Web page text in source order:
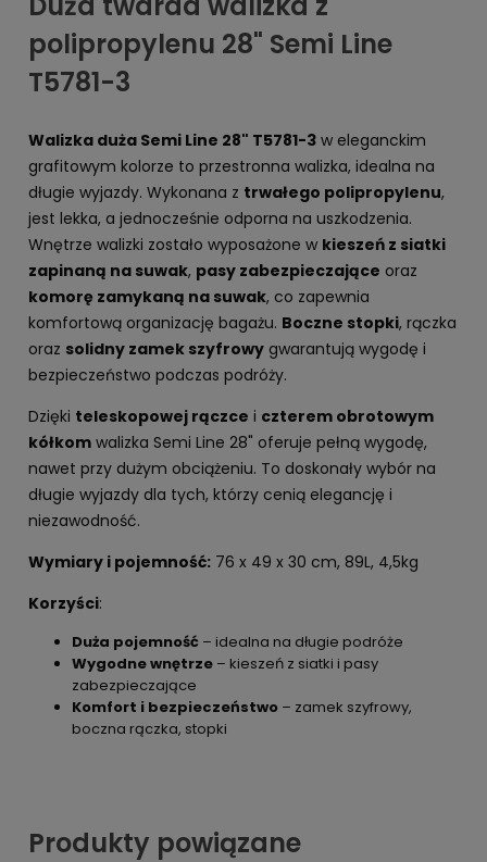
polipropylenu 28" Semi Line
T5781-3
Walizka duża Semi Line 28" T5781-3 w eleganckim
grafitowym kolorze to przestronna walizka, idealna na
długie wyjazdy. Wykonana z trwałego polipropylenu,
jest lekka, a jednocześnie odporna na uszkodzenia.
Wnętrze walizki zostało wyposażone w kieszeń z siatki
zapinaną na suwak, pasy zabezpieczające oraz
komorę zamykaną na suwak, co zapewnia
komfortową organizację bagażu. Boczne stopki, rączka
oraz solidny zamek szyfrowy gwarantują wygodę i
bezpieczeństwo podczas podróży.
Dzięki teleskopowej rączce i czterem obrotowym
kółkom walizka Semi Line 28" oferuje pełną wygodę,
nawet przy dużym obciążeniu. To doskonały wybór na
długie wyjazdy dla tych, którzy cenią elegancję i
niezawodność.
Wymiary i pojemność: 76 x 49 x 30 cm, 89L, 4,5kg
Korzyści:
Duża pojemność – idealna na długie podróże
Wygodne wnętrze – kieszeń z siatki i pasy
zabezpieczające
Komfort i bezpieczeństwo – zamek szyfrowy,
boczna rączka, stopki
Produkty powiązane